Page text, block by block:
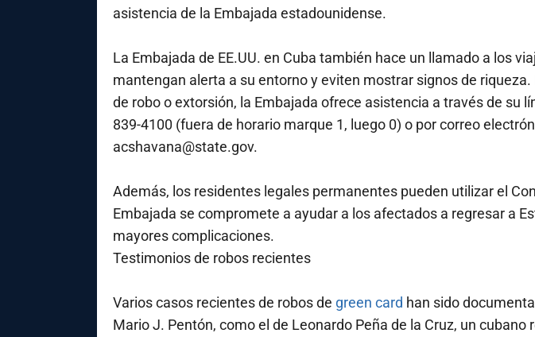
asistencia de la Embajada estadounidense.
La Embajada de EE.UU. en Cuba también hace un llamado a los
mantengan alerta a su entorno y eviten mostrar signos de
de robo o extorsión, la Embajada ofrece asistencia a través de su
839-4100 (fuera de horario marque 1, luego 0) o por correo
acshavana@state.gov.
Además, los residentes legales permanentes pueden utilizar el
Embajada se compromete a ayudar a los afectados a regresar a
mayores complicaciones.
Testimonios de robos recientes
Varios casos recientes de robos de green card han sido
Mario J. Pentón, como el de Leonardo Peña de la Cruz, un cubano